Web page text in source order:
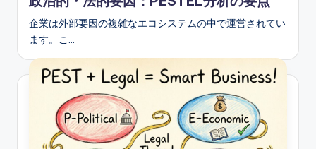
g
it
a
企業は外部要因の複雑なエコシステムの中で運営されてい
ます。こ…